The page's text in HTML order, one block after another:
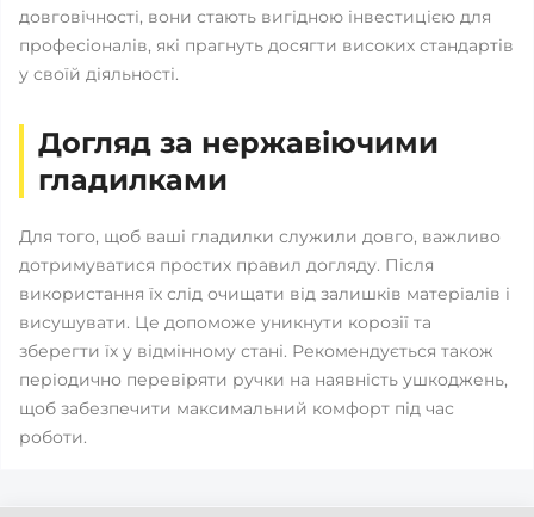
довговічності, вони стають вигідною інвестицією для
професіоналів, які прагнуть досягти високих стандартів
у своїй діяльності.
Догляд за нержавіючими
гладилками
Для того, щоб ваші гладилки служили довго, важливо
дотримуватися простих правил догляду. Після
використання їх слід очищати від залишків матеріалів і
висушувати. Це допоможе уникнути корозії та
зберегти їх у відмінному стані. Рекомендується також
періодично перевіряти ручки на наявність ушкоджень,
щоб забезпечити максимальний комфорт під час
роботи.